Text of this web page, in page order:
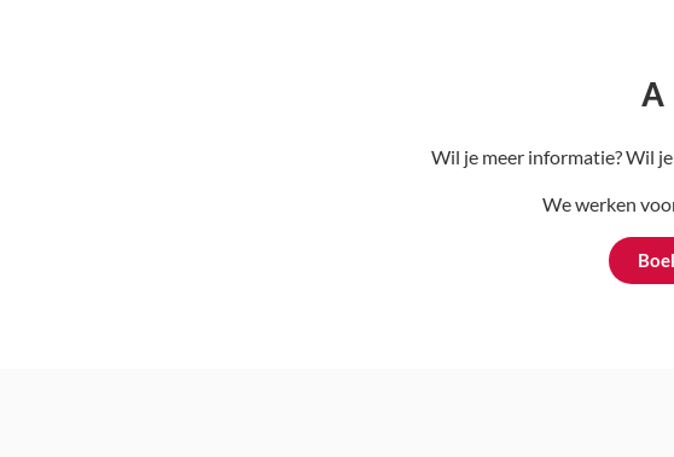
A
Wil je meer informatie? Wil
We werken